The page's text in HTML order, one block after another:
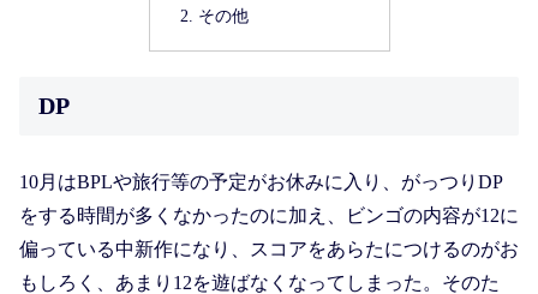
その他
DP
10月はBPLや旅行等の予定がお休みに入り、がっつりDP
をする時間が多くなかったのに加え、ビンゴの内容が12に
偏っている中新作になり、スコアをあらたにつけるのがお
もしろく、あまり12を遊ばなくなってしまった。そのた